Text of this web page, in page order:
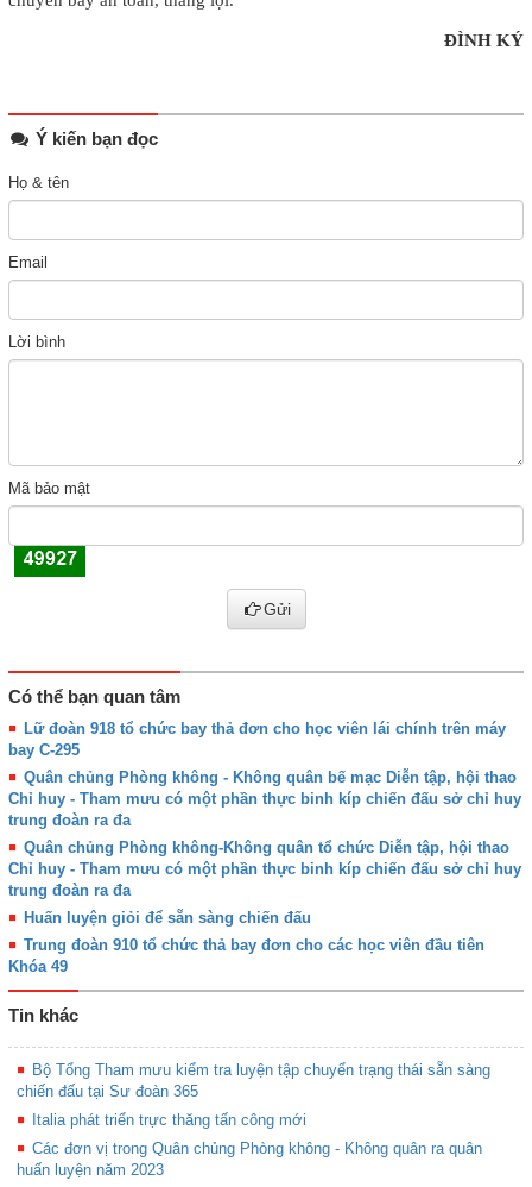
ĐÌNH KÝ
Ý kiến bạn đọc
Họ & tên
Email
Lời bình
Mã bảo mật
Gửi
Có thể bạn quan tâm
Lữ đoàn 918 tổ chức bay thả đơn cho học viên lái chính trên máy
bay C-295
Quân chủng Phòng không - Không quân bế mạc Diễn tập, hội thao
Chỉ huy - Tham mưu có một phần thực binh kíp chiến đấu sở chỉ huy
trung đoàn ra đa
Quân chủng Phòng không-Không quân tổ chức Diễn tập, hội thao
Chỉ huy - Tham mưu có một phần thực binh kíp chiến đấu sở chỉ huy
trung đoàn ra đa
Huấn luyện giỏi để sẵn sàng chiến đấu
Trung đoàn 910 tổ chức thả bay đơn cho các học viên đầu tiên
Khóa 49
Tin khác
Bộ Tổng Tham mưu kiểm tra luyện tập chuyển trạng thái sẵn sàng
chiến đấu tại Sư đoàn 365
Italia phát triển trực thăng tấn công mới
Các đơn vị trong Quân chủng Phòng không - Không quân ra quân
huấn luyện năm 2023